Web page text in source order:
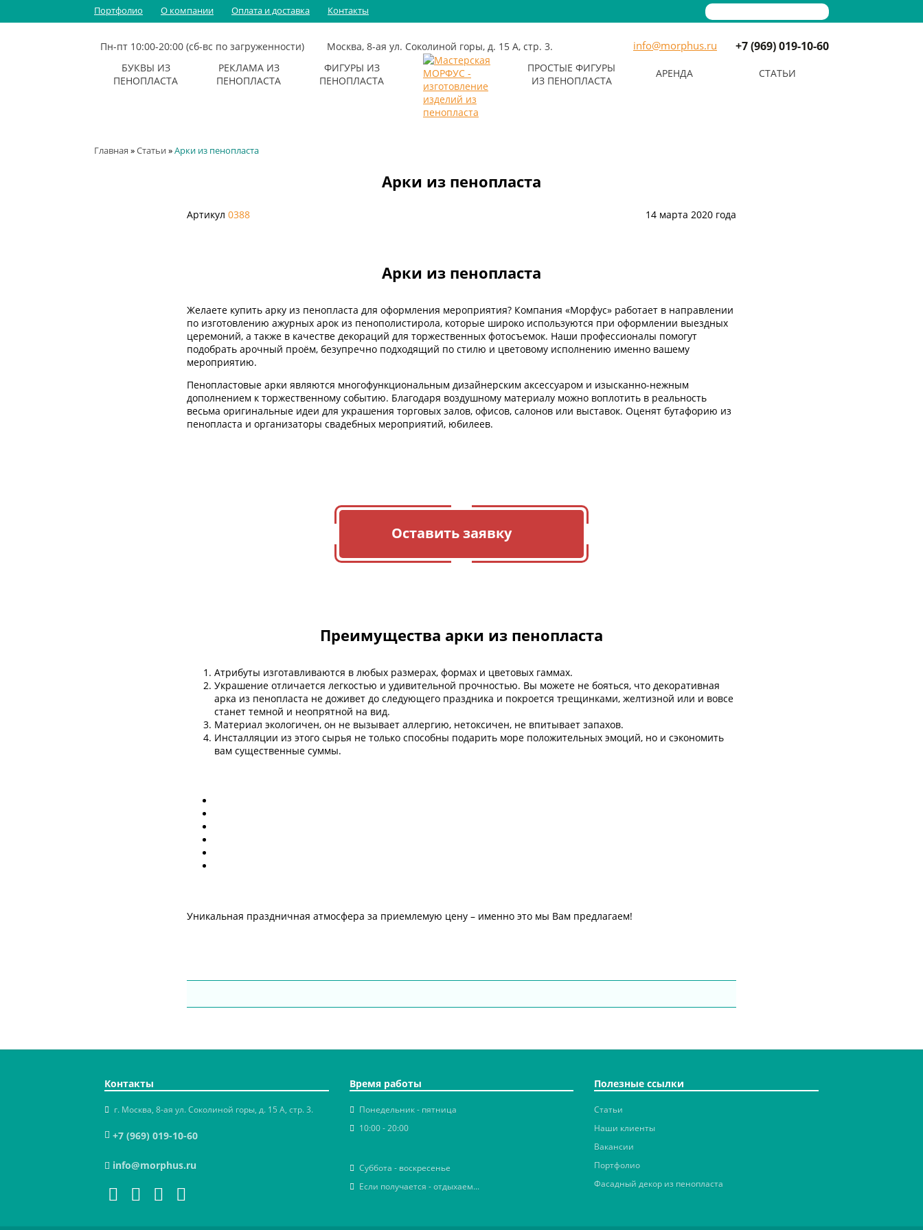
Портфолио О компании Оплата и доставка Контакты
Пн-пт 10:00-20:00 (сб-вс по загруженности) Москва, 8-ая ул. Соколиной горы, д. 15 А, стр. 3. +7 (969) 019-10-60
info@morphus.ru
БУКВЫ ИЗ
ПЕНОПЛАСТА
Буквы на
РЕКЛАМА ИЗ
ПЕНОПЛАСТА
Оформление
ФИГУРЫ ИЗ
ПЕНОПЛАСТА
ПРОСТЫЕ ФИГУРЫ
ИЗ ПЕНОПЛАСТА
АРЕНДА СТАТЬИ
Главная »Статьи »Арки из пенопласта
Арки из пенопласта
Артикул 0388 14 марта 2020 года
Арки из пенопласта
Желаете купить арку из пенопласта для оформления мероприятия? Компания «Морфус» работает в направлении
по изготовлению ажурных арок из пенополистирола, которые широко используются при оформлении выездных
церемоний, а также в качестве декораций для торжественных фотосъемок. Наши профессионалы помогут
подобрать арочный проём, безупречно подходящий по стилю и цветовому исполнению именно вашему
мероприятию.
Пенопластовые арки являются многофункциональным дизайнерским аксессуаром и изысканно-нежным
дополнением к торжественному событию. Благодаря воздушному материалу можно воплотить в реальность
весьма оригинальные идеи для украшения торговых залов, офисов, салонов или выставок. Оценят бутафорию из
пенопласта и организаторы свадебных мероприятий, юбилеев.
Оставить заявку
Преимущества арки из пенопласта
Атрибуты изготавливаются в любых размерах, формах и цветовых гаммах.
Украшение отличается легкостью и удивительной прочностью. Вы можете не бояться, что декоративная
арка из пенопласта не доживет до следующего праздника и покроется трещинками, желтизной или и вовсе
станет темной и неопрятной на вид.
Материал экологичен, он не вызывает аллергию, нетоксичен, не впитывает запахов.
Инсталляции из этого сырья не только способны подарить море положительных эмоций, но и сэкономить
вам существенные суммы.
Уникальная праздничная атмосфера за приемлемую цену – именно это мы Вам предлагаем!
Контакты
г. Москва, 8-ая ул. Соколиной горы, д. 15 А, стр. 3.
+7 (969) 019-10-60
info@morphus.ru
Время работы
Понедельник - пятница
10:00 - 20:00
Суббота - воскресенье
Если получается - отдыхаем...
Полезные ссылки
Статьи
Наши клиенты
Вакансии
Портфолио
Фасадный декор из пенопласта